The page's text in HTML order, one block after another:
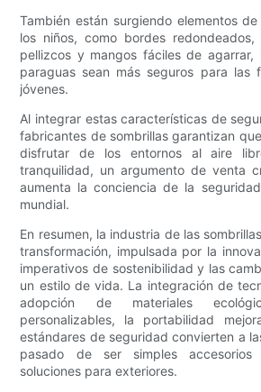
También están surgiendo elementos
los niños, como bordes
pellizcos y mangos fáciles de
paraguas sean más seguros para las
jóvenes.
Al integrar estas características de
fabricantes de sombrillas garantizan
disfrutar de los entornos al aire
tranquilidad, un argumento de venta
aumenta la conciencia de la
mundial.
En resumen, la industria de las
transformación, impulsada por la
imperativos de sostenibilidad y las
un estilo de vida. La integración de
adopción de materiales
personalizables, la portabilidad
estándares de seguridad convierten a
pasado de ser simples
soluciones para exteriores.